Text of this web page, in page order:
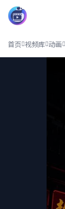
首页 视频库 动画